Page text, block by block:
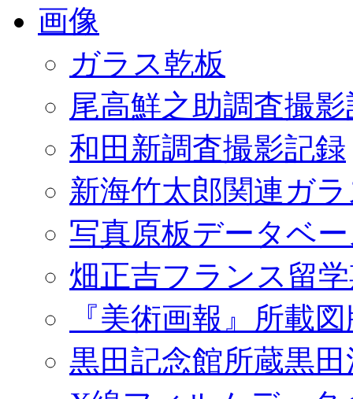
画像
ガラス乾板
尾高鮮之助調査撮
和田新調査撮影記録
新海竹太郎関連ガ
写真原板データベ
畑正吉フランス留
『美術画報』所載
黒田記念館所蔵黒